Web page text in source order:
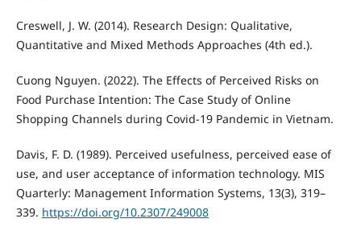
Creswell, J. W. (2014). Research Design: Qualitative,
Quantitative and Mixed Methods Approaches (4th ed.).
Cuong Nguyen. (2022). The Effects of Perceived Risks on
Food Purchase Intention: The Case Study of Online
Shopping Channels during Covid-19 Pandemic in Vietnam.
Davis, F. D. (1989). Perceived usefulness, perceived ease of
use, and user acceptance of information technology. MIS
Quarterly: Management Information Systems, 13(3), 319–
339. https://doi.org/10.2307/249008